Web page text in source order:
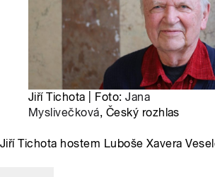
Jiří Tichota | Foto:Jana
Myslivečková, Český rozhlas
Jiří Tichota hostem Luboše Xavera